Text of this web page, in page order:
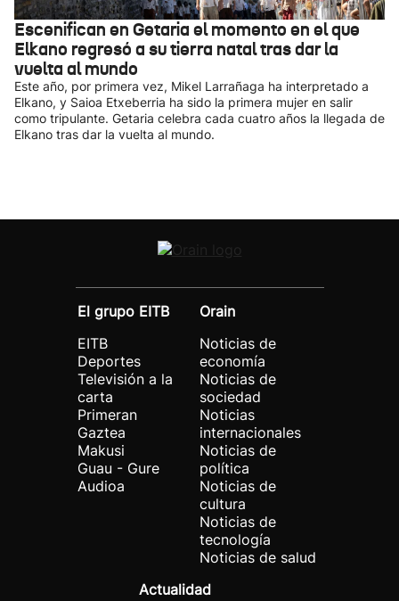
Escenifican en Getaria el momento en el que
Elkano regresó a su tierra natal tras dar la
vuelta al mundo
Este año, por primera vez, Mikel Larrañaga ha interpretado a
Elkano, y Saioa Etxeberria ha sido la primera mujer en salir
como tripulante. Getaria celebra cada cuatro años la llegada de
Elkano tras dar la vuelta al mundo.
El grupo EITB
EITB
Deportes
Televisión a la
carta
Primeran
Gaztea
Makusi
Guau - Gure
Audioa
Orain
Noticias de
economía
Noticias de
sociedad
Noticias
internacionales
Noticias de
política
Noticias de
cultura
Noticias de
tecnología
Noticias de salud
Actualidad